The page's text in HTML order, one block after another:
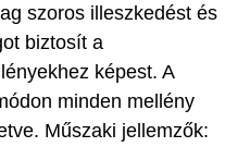
szoros illeszkedést és
biztosít a
képest. A
minden mellény
Műszaki jellemzők: